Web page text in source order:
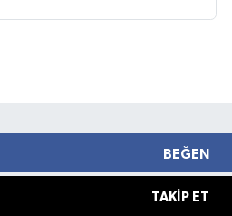
BEĞEN
TAKIP ET